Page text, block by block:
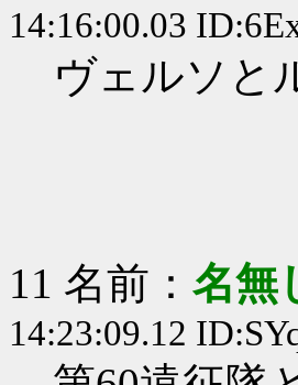
14:16:00.03
ヴェルソと
11 名前： 名無
14:23:09.12